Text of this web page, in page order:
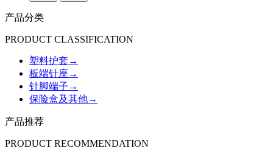
产品分类
PRODUCT CLASSIFICATION
塑料护套 →
板端针座 →
针脚端子 →
保险盒及其他→
产品推荐
PRODUCT RECOMMENDATION